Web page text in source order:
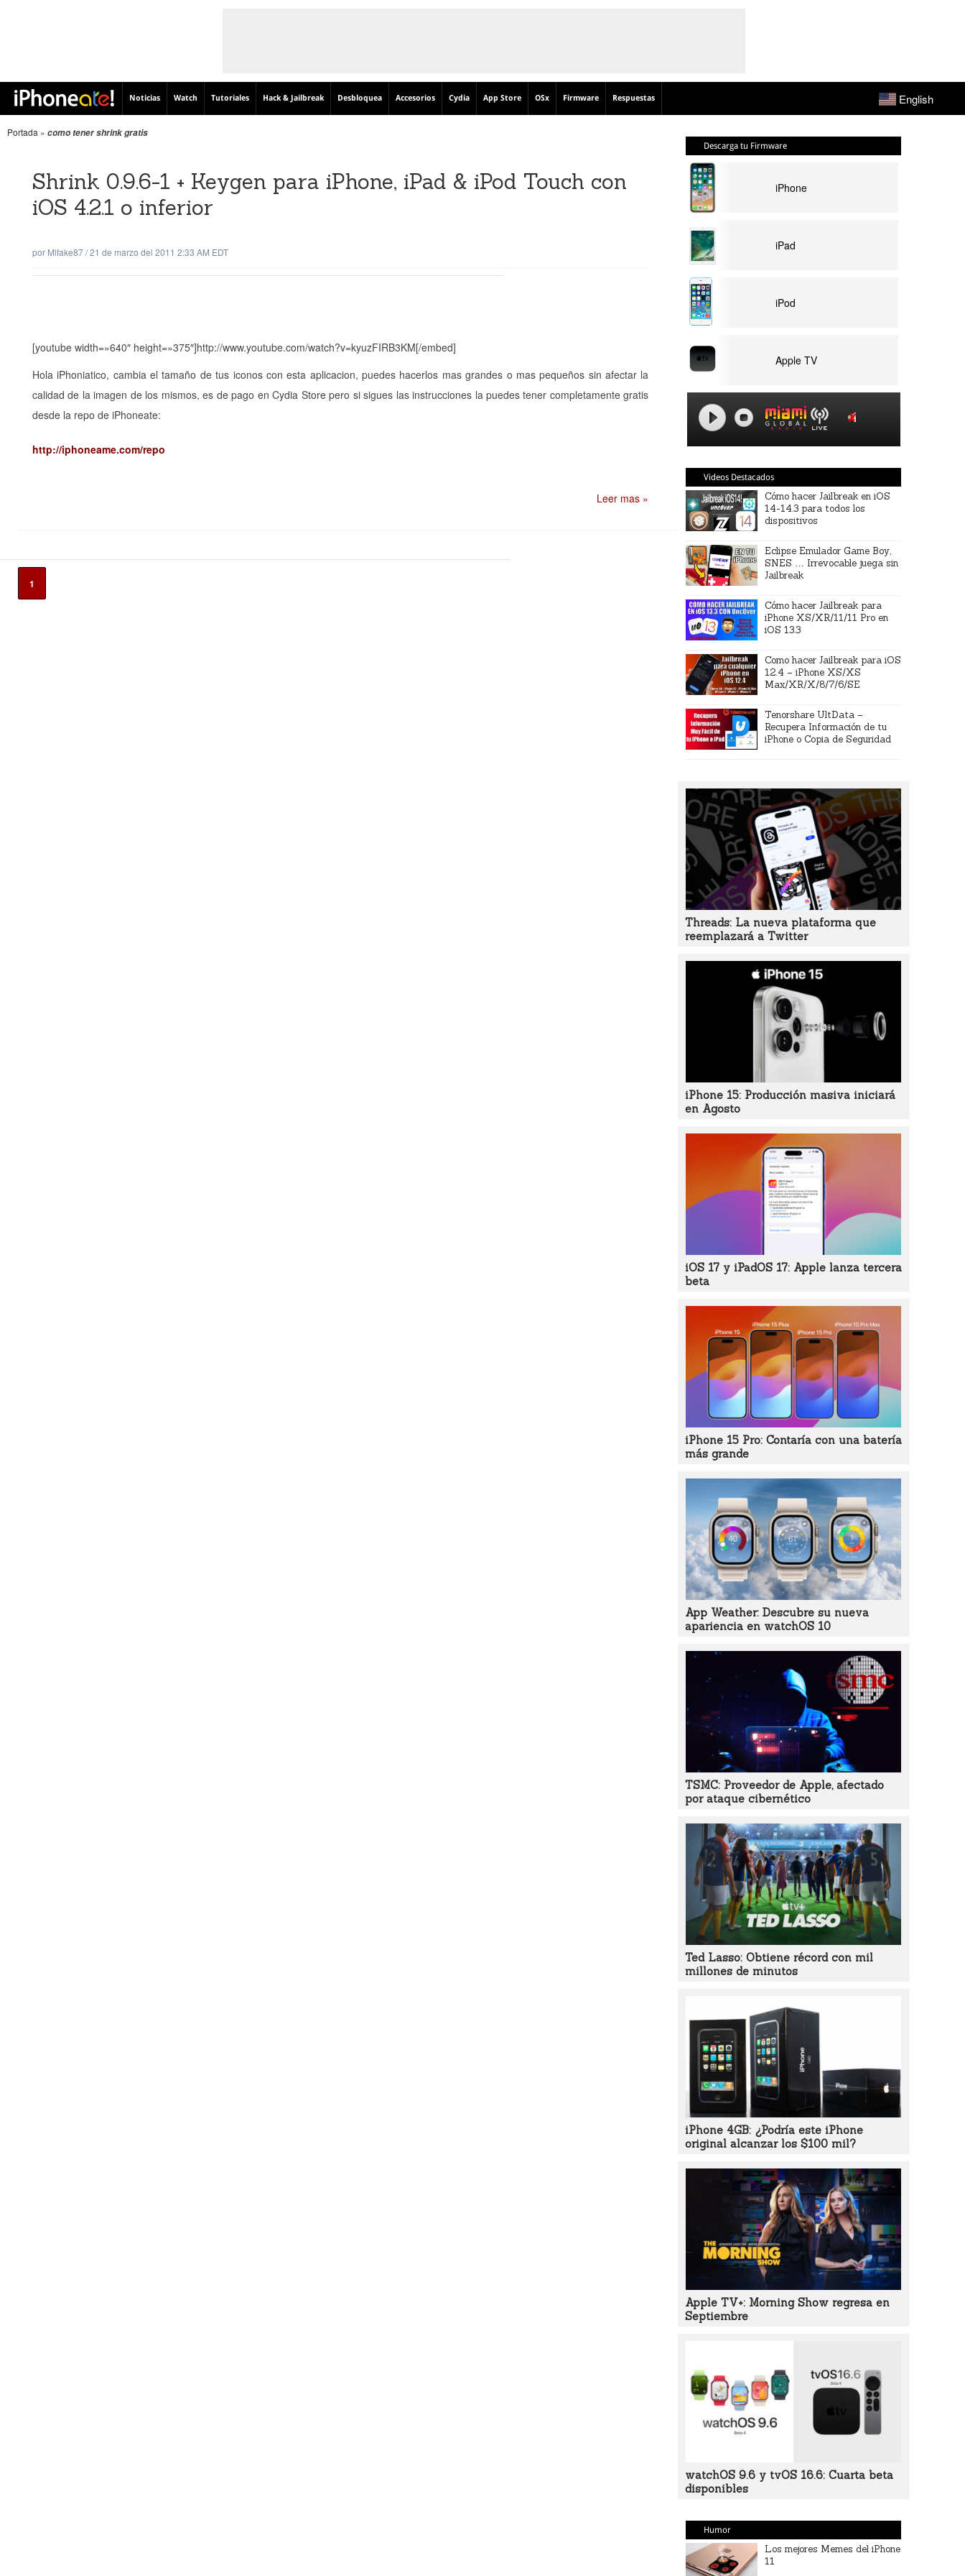
Noticias Watch Tutoriales Hack & Jailbreak Desbloquea Accesorios Cydia App Store OSx Firmware Respuestas English
Portada » como tener shrink gratis
Shrink 0.9.6-1 + Keygen para iPhone, iPad & iPod Touch con
iOS 4.2.1 o inferior
por Mlfake87/21 de marzo del 2011 2:33 AM EDT
[youtube width=»640″ height=»375″]http://www.youtube.com/watch?v=kyuzFIRB3KM[/embed]
Hola iPhoniatico, cambia el tamaño de tus iconos con esta aplicacion, puedes hacerlos mas grandes o mas pequeños sin afectar la
calidad de la imagen de los mismos, es de pago en Cydia Store pero si sigues las instrucciones la puedes tener completamente gratis
desde la repo de iPhoneate:
http://iphoneame.com/repo
Leer mas »
1
Descarga tu Firmware
iPhone
iPad
iPod
Apple TV
Videos Destacados
Cómo hacer Jailbreak en iOS
14-14.3 para todos los
dispositivos
Eclipse Emulador Game Boy,
SNES … Irrevocable juega sin
Jailbreak
Cómo hacer Jailbreak para
iPhone XS/XR/11/11 Pro en
iOS 13.3
Como hacer Jailbreak para iOS
12.4 – iPhone XS/XS
Max/XR/X/8/7/6/SE
Tenorshare UltData –
Recupera Información de tu
iPhone o Copia de Seguridad
Threads: La nueva plataforma que
reemplazará a Twitter
iPhone 15: Producción masiva iniciará
en Agosto
iOS 17 y iPadOS 17: Apple lanza tercera
beta
iPhone 15 Pro: Contaría con una batería
más grande
App Weather: Descubre su nueva
apariencia en watchOS 10
TSMC: Proveedor de Apple, afectado
por ataque cibernético
Ted Lasso: Obtiene récord con mil
millones de minutos
iPhone 4GB: ¿Podría este iPhone
original alcanzar los $100 mil?
Apple TV+: Morning Show regresa en
Septiembre
watchOS 9.6 y tvOS 16.6: Cuarta beta
disponibles
Humor
Los mejores Memes del iPhone
11